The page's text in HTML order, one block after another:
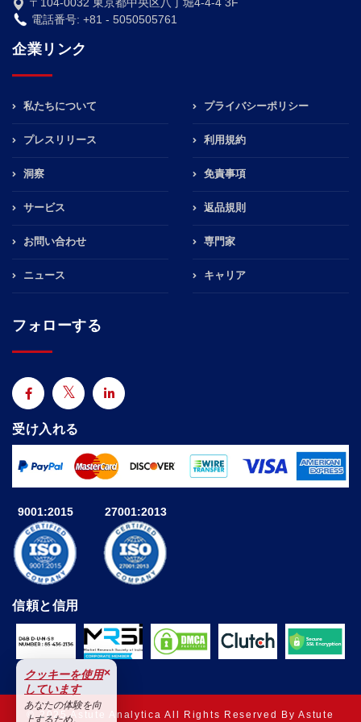
電話番号: +81 - 5050505761
企業リンク
私たちについて
プレスリリース
洞察
サービス
お問い合わせ
ニュース
プライバシーポリシー
利用規約
免責事項
返品規則
専門家
キャリア
フォローする
受け入れる
9001:2015 27001:2013
信頼と信用
© 2025 Astute Analytica All Rights Reserved By Astute
クッキーを使用
しています
×
あなたの体験を向
上するため。.